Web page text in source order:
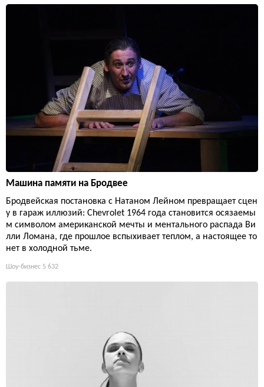
Машина памяти на Бродвее
Бродвейская постановка с Натаном Лейном превращает сцен
у в гараж иллюзий: Chevrolet 1964 года становится осязаемы
м символом американской мечты и ментального распада Ви
лли Ломана, где прошлое вспыхивает теплом, а настоящее то
нет в холодной тьме.
Шоу-бизнес 5 632